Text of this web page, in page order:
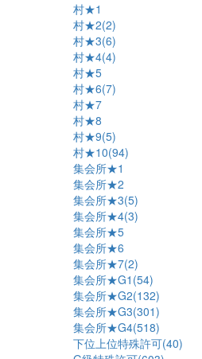
村★1
村★2(2)
村★3(6)
村★4(4)
村★5
村★6(7)
村★7
村★8
村★9(5)
村★10(94)
集会所★1
集会所★2
集会所★3(5)
集会所★4(3)
集会所★5
集会所★6
集会所★7(2)
集会所★G1(54)
集会所★G2(132)
集会所★G3(301)
集会所★G4(518)
下位上位特殊許可(40)